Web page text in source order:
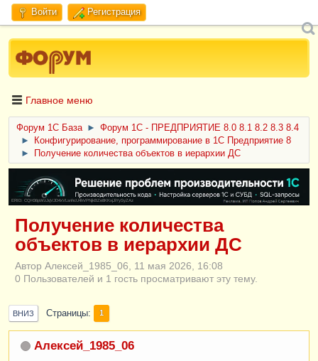
Войти Регистрация
Главное меню
Форум 1C База ►
Форум 1С - ПРЕДПРИЯТИЕ 8.0 8.1 8.2 8.3 8.4
►
Конфигурирование, программирование в 1С Предприятие 8
►
Получение количества объектов в иерархии ДС
ERID: CQH36pWzJqVJD4xVLsnhcU4hVPNjkBZe8KKxjJiYySyZAz
Получение количества
объектов в иерархии ДС
Автор Алексей_1985_06, 11 мая 2026, 16:08
0 Пользователей и 1 гость просматривают эту тему.
ВНИЗ Страницы 1
Алексей_1985_06